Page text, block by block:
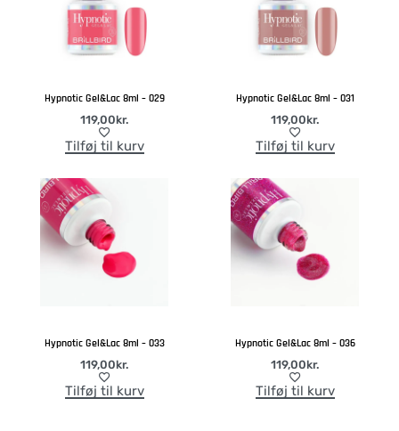
Hypnotic Gel&Lac 8ml – 029
119,00kr.
Tilføj til kurv
Hypnotic Gel&Lac 8ml – 031
119,00kr.
Tilføj til kurv
Hypnotic Gel&Lac 8ml – 033
119,00kr.
Tilføj til kurv
Hypnotic Gel&Lac 8ml – 036
119,00kr.
Tilføj til kurv